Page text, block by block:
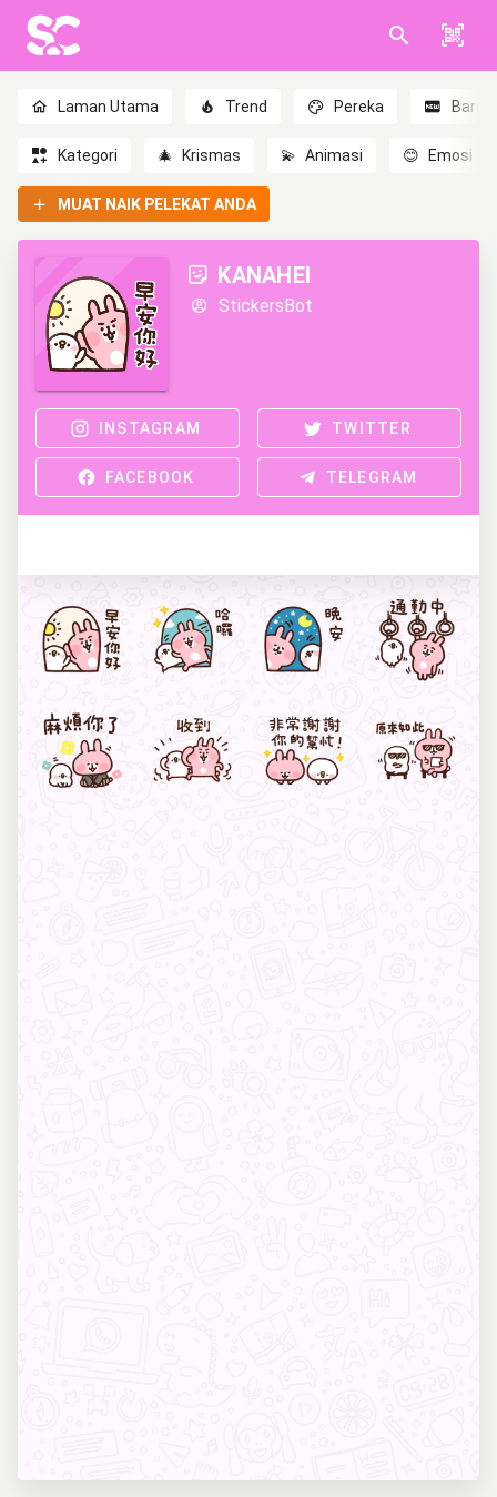
Laman Utama Trend Pereka Baru
Kategori 🎄 Krismas 💫 Animasi 😊 Emosi
MUAT NAIK PELEKAT ANDA
KANAHEI
StickersBot
INSTAGRAM TWITTER
FACEBOOK TELEGRAM